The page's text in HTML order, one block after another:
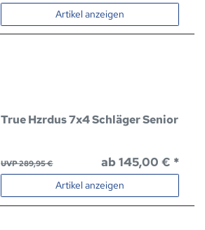
Artikel anzeigen
True Hzrdus 7x4 Schläger Senior
UVP 289,95 € ab 145,00 € *
Artikel anzeigen